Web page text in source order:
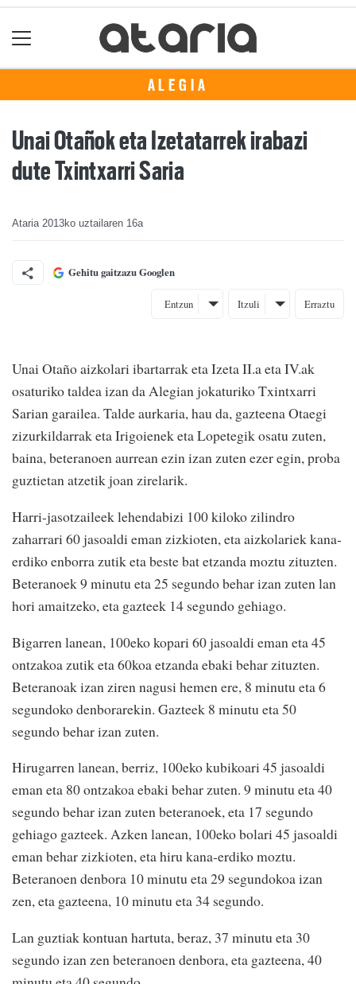
ALEGIA
Unai Otañok eta Izetatarrek irabazi
dute Txintxarri Saria
Ataria 2013ko uztailaren 16a
Gehitu gaitzazu Googlen
Entzun Itzuli Erraztu
Unai Otaño aizkolari ibartarrak eta Izeta II.a eta IV.ak
osaturiko taldea izan da Alegian jokaturiko Txintxarri
Sarian garailea. Talde aurkaria, hau da, gazteena Otaegi
zizurkildarrak eta Irigoienek eta Lopetegik osatu zuten,
baina, beteranoen aurrean ezin izan zuten ezer egin, proba
guztietan atzetik joan zirelarik.
Harri-jasotzaileek lehendabizi 100 kiloko zilindro
zaharrari 60 jasoaldi eman zizkioten, eta aizkolariek kana-
erdiko enborra zutik eta beste bat etzanda moztu zituzten.
Beteranoek 9 minutu eta 25 segundo behar izan zuten lan
hori amaitzeko, eta gazteek 14 segundo gehiago.
Bigarren lanean, 100eko kopari 60 jasoaldi eman eta 45
ontzakoa zutik eta 60koa etzanda ebaki behar zituzten.
Beteranoak izan ziren nagusi hemen ere, 8 minutu eta 6
segundoko denborarekin. Gazteek 8 minutu eta 50
segundo behar izan zuten.
Hirugarren lanean, berriz, 100eko kubikoari 45 jasoaldi
eman eta 80 ontzakoa ebaki behar zuten. 9 minutu eta 40
segundo behar izan zuten beteranoek, eta 17 segundo
gehiago gazteek. Azken lanean, 100eko bolari 45 jasoaldi
eman behar zizkioten, eta hiru kana-erdiko moztu.
Beteranoen denbora 10 minutu eta 29 segundokoa izan
zen, eta gazteena, 10 minutu eta 34 segundo.
Lan guztiak kontuan hartuta, beraz, 37 minutu eta 30
segundo izan zen beteranoen denbora, eta gazteena, 40